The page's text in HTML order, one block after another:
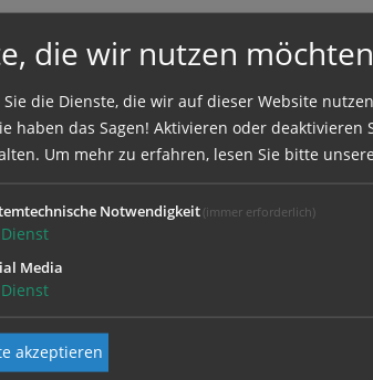
sich mit Ihrem Benutzernamen
die wir nutzen möchten
Sie die Dienste, die wir auf dieser Website
haben das Sagen! Aktivieren oder deaktivieren
Um mehr zu erfahren, lesen Sie bitte unsere
Notwendigkeit (immer erforderlich)
Dienst
Media
Dienst
akzeptieren